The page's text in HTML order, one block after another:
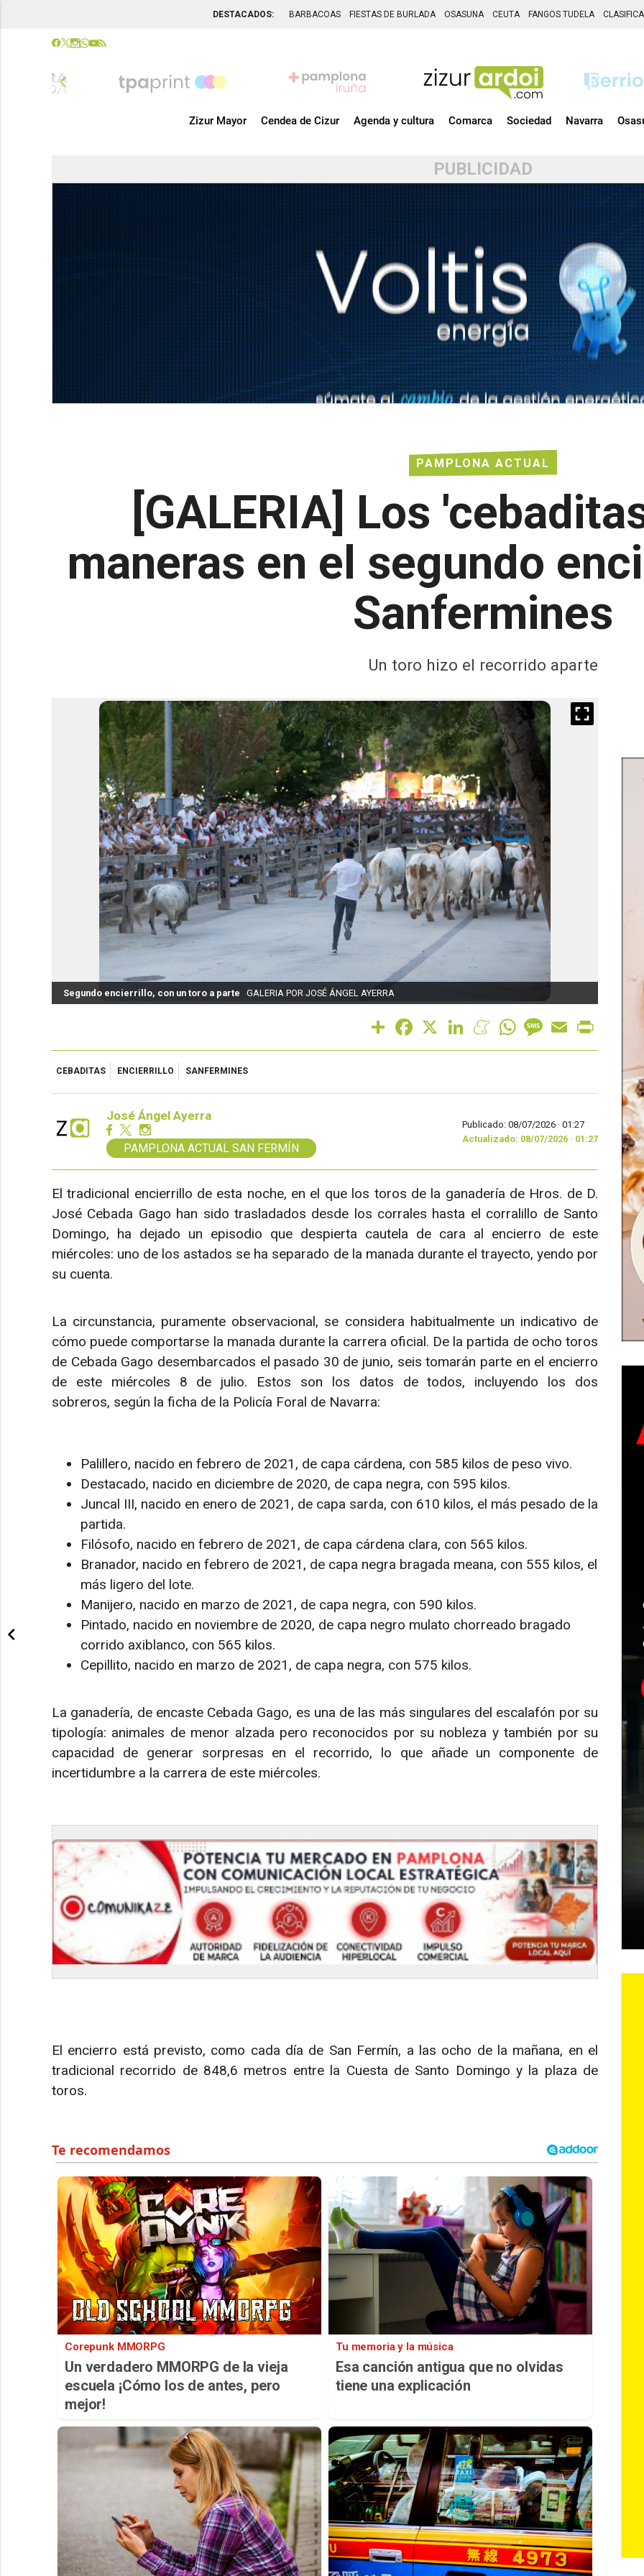
DESTACADOS: BARBACOAS FIESTAS DE BURLADA OSASUNA CEUTA FANGOS TUDELA
chevron_left
Zizur Mayor Cendea de Cizur Agenda y cultura Comarca Sociedad Navarra
PUBLICIDAD
PAMPLONA ACTUAL
[GALERIA] Los
maneras en el segundo
Sanfermines
Un toro hizo el recorrido aparte
Segundo encierrillo, con un toro a parte GALERIA POR JOSÉ ÁNGEL AYERRA
Share Facebook LinkedInMeneameWhatsAppMessage
Email
CEBADITAS ENCIERRILLO SANFERMINES
José Ángel Ayerra
PAMPLONA ACTUAL SAN FERMÍN
Publicado: 08/07/2026 · 01:27
Actualizado: 08/07/2026 · 01:27
El tradicional encierrillo de esta noche, en el que los toros de la ganadería de Hros. de D.
José Cebada Gago han sido trasladados desde los corrales hasta el corralillo de Santo
Domingo, ha dejado un episodio que despierta cautela de cara al encierro de este
miércoles: uno de los astados se ha separado de la manada durante el trayecto, yendo por
su cuenta.
La circunstancia, puramente observacional, se considera habitualmente un indicativo de
cómo puede comportarse la manada durante la carrera oficial. De la partida de ocho toros
de Cebada Gago desembarcados el pasado 30 de junio, seis tomarán parte en el encierro
de este miércoles 8 de julio. Estos son los datos de todos, incluyendo los dos
sobreros, según la ficha de la Policía Foral de Navarra:
Palillero, nacido en febrero de 2021, de capa cárdena, con 585 kilos de peso vivo.
Destacado, nacido en diciembre de 2020, de capa negra, con 595 kilos.
Juncal III, nacido en enero de 2021, de capa sarda, con 610 kilos, el más pesado de la
partida.
Filósofo, nacido en febrero de 2021, de capa cárdena clara, con 565 kilos.
Branador, nacido en febrero de 2021, de capa negra bragada meana, con 555 kilos, el
más ligero del lote.
Manijero, nacido en marzo de 2021, de capa negra, con 590 kilos.
Pintado, nacido en noviembre de 2020, de capa negro mulato chorreado bragado
corrido axiblanco, con 565 kilos.
Cepillito, nacido en marzo de 2021, de capa negra, con 575 kilos.
La ganadería, de encaste Cebada Gago, es una de las más singulares del escalafón por su
tipología: animales de menor alzada pero reconocidos por su nobleza y también por su
capacidad de generar sorpresas en el recorrido, lo que añade un componente de
incertidumbre a la carrera de este miércoles.
El encierro está previsto, como cada día de San Fermín, a las ocho de la mañana, en el
tradicional recorrido de 848,6 metros entre la Cuesta de Santo Domingo y la plaza de
toros.
Corepunk MMORPG
Un verdadero MMORPG de la vieja
escuela ¡Cómo los de antes, pero
mejor!
Tu memoria y la música
Esa canción antigua que no olvidas
tiene una explicación